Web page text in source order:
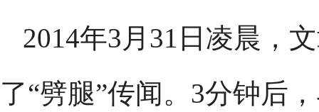
2014年3月31日凌晨，
了“劈腿”传闻。3分钟后